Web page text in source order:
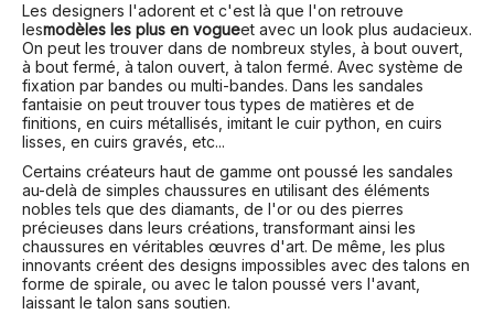
Les designers l'adorent et c'est là que l'on retrouve
lesmodèles les plus en vogueet avec un look plus audacieux.
On peut les trouver dans de nombreux styles, à bout ouvert,
à bout fermé, à talon ouvert, à talon fermé. Avec système de
fixation par bandes ou multi-bandes. Dans les sandales
fantaisie on peut trouver tous types de matières et de
finitions, en cuirs métallisés, imitant le cuir python, en cuirs
lisses, en cuirs gravés, etc...
Certains créateurs haut de gamme ont poussé les sandales
au-delà de simples chaussures en utilisant des éléments
nobles tels que des diamants, de l'or ou des pierres
précieuses dans leurs créations, transformant ainsi les
chaussures en véritables œuvres d'art. De même, les plus
innovants créent des designs impossibles avec des talons en
forme de spirale, ou avec le talon poussé vers l'avant,
laissant le talon sans soutien.